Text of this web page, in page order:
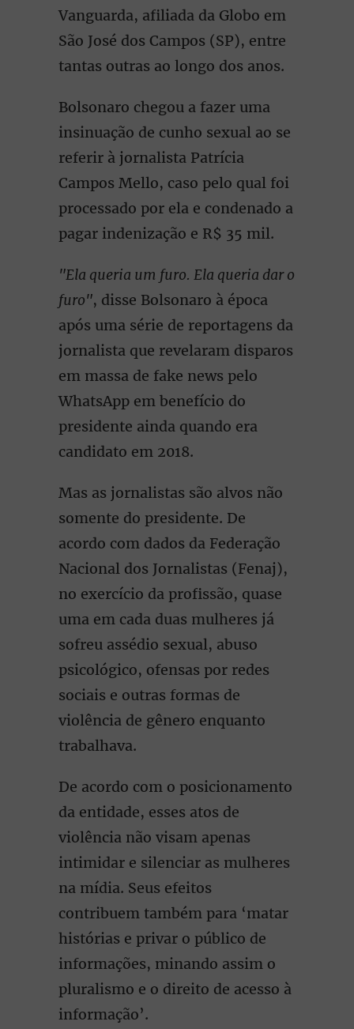
Vanguarda, afiliada da Globo em
São José dos Campos (SP), entre
tantas outras ao longo dos anos.
Bolsonaro chegou a fazer uma
insinuação de cunho sexual ao se
referir à jornalista Patrícia
Campos Mello, caso pelo qual foi
processado por ela e condenado a
pagar indenização e R$ 35 mil.
"Ela queria um furo. Ela queria dar o
furo", disse Bolsonaro à época
após uma série de reportagens da
jornalista que revelaram disparos
em massa de fake news pelo
WhatsApp em benefício do
presidente ainda quando era
candidato em 2018.
Mas as jornalistas são alvos não
somente do presidente. De
acordo com dados da Federação
Nacional dos Jornalistas (Fenaj),
no exercício da profissão, quase
uma em cada duas mulheres já
sofreu assédio sexual, abuso
psicológico, ofensas por redes
sociais e outras formas de
violência de gênero enquanto
trabalhava.
De acordo com o posicionamento
da entidade, esses atos de
violência não visam apenas
intimidar e silenciar as mulheres
na mídia. Seus efeitos
contribuem também para ‘matar
histórias e privar o público de
informações, minando assim o
pluralismo e o direito de acesso à
informação’.